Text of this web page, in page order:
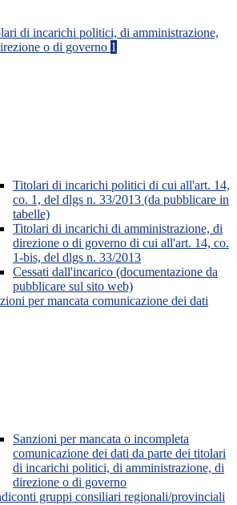
di incarichi politici, di amministrazione,
o di governo 1
Titolari di incarichi politici di cui all'art. 14,
co. 1, del dlgs n. 33/2013 (da pubblicare in
tabelle)
Titolari di incarichi di amministrazione, di
direzione o di governo di cui all'art. 14, co.
1-bis, del dlgs n. 33/2013
Cessati dall'incarico (documentazione da
pubblicare sul sito web)
per mancata comunicazione dei dati
Sanzioni per mancata o incompleta
comunicazione dei dati da parte dei titolari
di incarichi politici, di amministrazione, di
direzione o di governo
gruppi consiliari regionali/provinciali